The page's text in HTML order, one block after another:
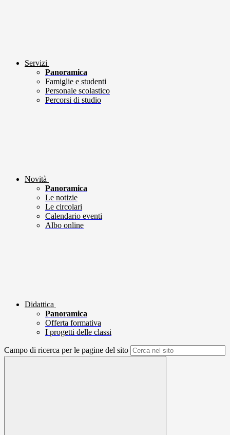
Servizi
Panoramica
Famiglie e studenti
Personale scolastico
Percorsi di studio
Novità
Panoramica
Le notizie
Le circolari
Calendario eventi
Albo online
Didattica
Panoramica
Offerta formativa
I progetti delle classi
Campo di ricerca per le pagine del sito